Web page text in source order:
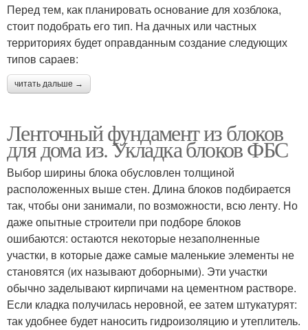
Перед тем, как планировать основание для хозблока,
стоит подобрать его тип. На дачных или частных
территориях будет оправданным создание следующих
типов сараев:
читать дальше →
Ленточный фундамент из блоков
для дома из. Укладка блоков ФБС
Выбор ширины блока обусловлен толщиной
расположенных выше стен. Длина блоков подбирается
так, чтобы они занимали, по возможности, всю ленту. Но
даже опытные строители при подборе блоков
ошибаются: остаются некоторые незаполненные
участки, в которые даже самые маленькие элементы не
становятся (их называют доборными). Эти участки
обычно заделывают кирпичами на цементном растворе.
Если кладка получилась неровной, ее затем штукатурят:
так удобнее будет наносить гидроизоляцию и утеплитель.